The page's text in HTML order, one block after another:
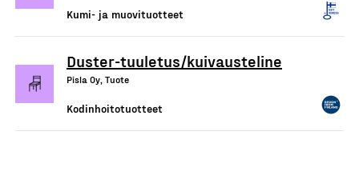
Kumi- ja muovituotteet
Duster-tuuletus/kuivausteline
Pisla Oy, Tuote
Kodinhoitotuotteet